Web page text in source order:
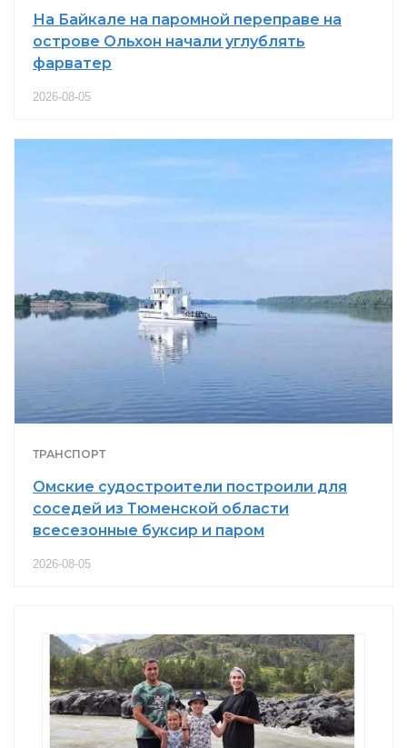
На Байкале на паромной переправе на
острове Ольхон начали углублять
фарватер
2026-08-05
ТРАНСПОРТ
Омские судостроители построили для
соседей из Тюменской области
всесезонные буксир и паром
2026-08-05